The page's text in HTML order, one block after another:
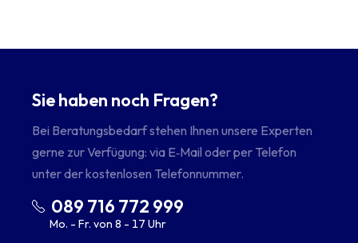
Sie haben noch Fragen?
Bei Beratungsbedarf stehen Ihnen unsere Experten
gerne zur Verfügung: via E‑Mail oder per Telefon
unter der kostenlosen Telefonnummer.
089 716 772 999
Mo. - Fr. von 8 - 17 Uhr